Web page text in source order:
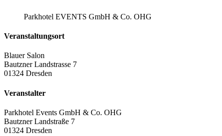
Parkhotel EVENTS GmbH & Co. OHG
Veranstaltungsort
Blauer Salon
Bautzner Landstrasse 7
01324 Dresden
Veranstalter
Parkhotel Events GmbH & Co. OHG
Bautzner Landstraße 7
01324 Dresden